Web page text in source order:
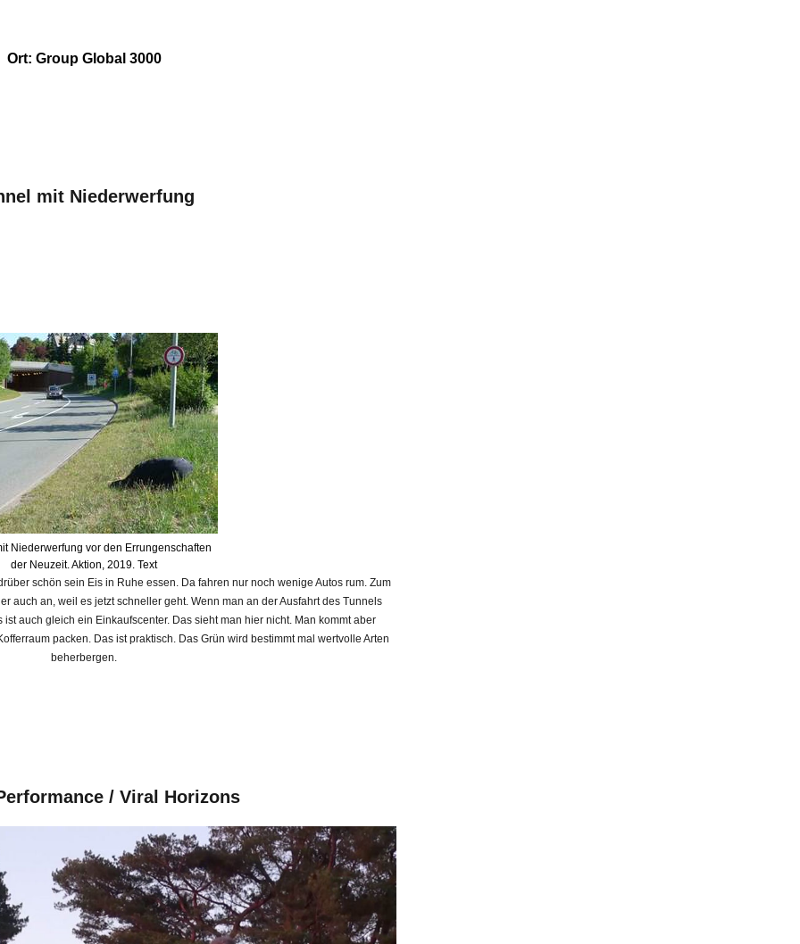
Ort: Group Global 3000
mit Niederwerfung
Niederwerfung vor den Errungenschaften
der Neuzeit. Aktion, 2019. Text
schön sein Eis in Ruhe essen. Da fahren nur noch wenige Autos rum. Zum
auch an, weil es jetzt schneller geht. Wenn man an der Ausfahrt des Tunnels
auch gleich ein Einkaufscenter. Das sieht man hier nicht. Man kommt aber
packen. Das ist praktisch. Das Grün wird bestimmt mal wertvolle Arten
beherbergen.
/ Viral Horizons